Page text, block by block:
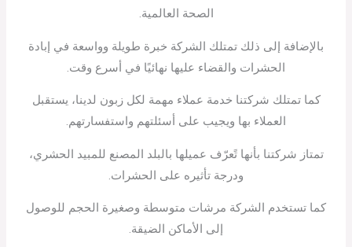
الصحة العالمية.
بالإضافة إلى ذلك تمتلك الشركة خبرة طويلة وواسعة في إبادة
الحشرات والقضاء عليها نهائيًا في أسرع وقت.
كما تمتلك شركتنا خدمة عملاء مهمة لكل زبون لدينا، يستقبل
العملاء بها ويجيب على أسئلتهم واستفسارتهم.
تمتاز شركتنا بأنها تًعرّف عميلها بالبلد المصنع للمبيد الحشري،
ودرجة تأثيره على الحشرات.
كما تستخدم الشركة مرشات متوسطة وصغيرة الحجم للوصول
إلى الأماكن الضيقة.